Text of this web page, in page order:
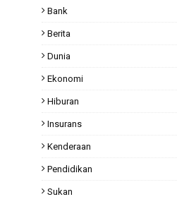
Bank
Berita
Dunia
Ekonomi
Hiburan
Insurans
Kenderaan
Pendidikan
Sukan